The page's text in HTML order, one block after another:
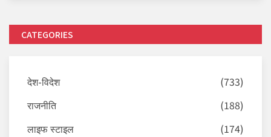
CATEGORIES
देश-विदेश
(733)
राजनीति
(188)
लाइफ स्टाइल
(174)